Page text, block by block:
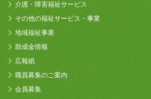
介護・障害福祉サービス
その他の福祉サービス・事業
地域福祉事業
助成金情報
広報紙
職員募集のご案内
会員募集